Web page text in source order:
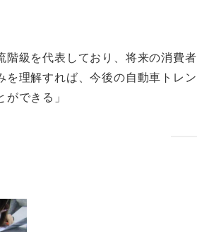
階級を代表しており、将来の消費者
理解すれば、今後の自動車トレン
できる」